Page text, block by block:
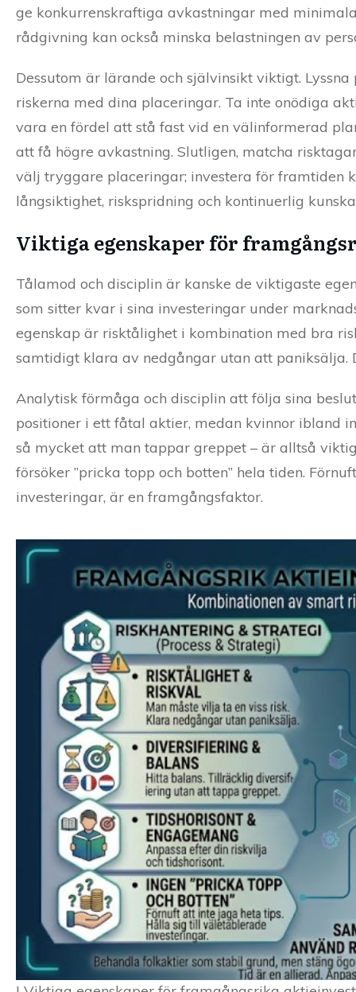
ge konkurrenskraftiga avkastningar med
rådgivning kan också minska belastningen av
Dessutom är lärande och självinsikt viktigt.
riskerna med dina placeringar. Ta inte onödiga
vara en fördel att stå fast vid en välinformerad
att få högre avkastning. Slutligen, matcha
välj tryggare placeringar; investera för framtiden
långsiktighet, riskspridning och kontinuerlig
Viktiga egenskaper för
Tålamod och disciplin är kanske de viktigaste
som sitter kvar i sina investeringar under
egenskap är risktålighet i kombination med bra
samtidigt klara av nedgångar utan att paniksälja.
Analytisk förmåga och disciplin att följa sina
positioner i ett fåtal aktier, medan kvinnor ibland
så mycket att man tappar greppet – är alltså
försöker ”pricka topp och botten” hela tiden.
investeringar, är en framgångsfaktor.